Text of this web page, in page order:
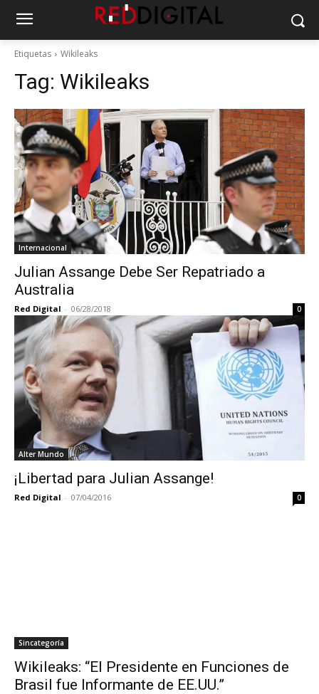
Etiquetas Wikileaks
Tag: Wikileaks
Internacional
Julian Assange Debe Ser Repatriado a
Australia
Red Digital - 06/28/2018 0
Alter Mundo
¡Libertad para Julian Assange!
Red Digital - 07/04/2016 0
Sincategoría
Wikileaks: “El Presidente en Funciones de
Brasil fue Informante de EE.UU.”